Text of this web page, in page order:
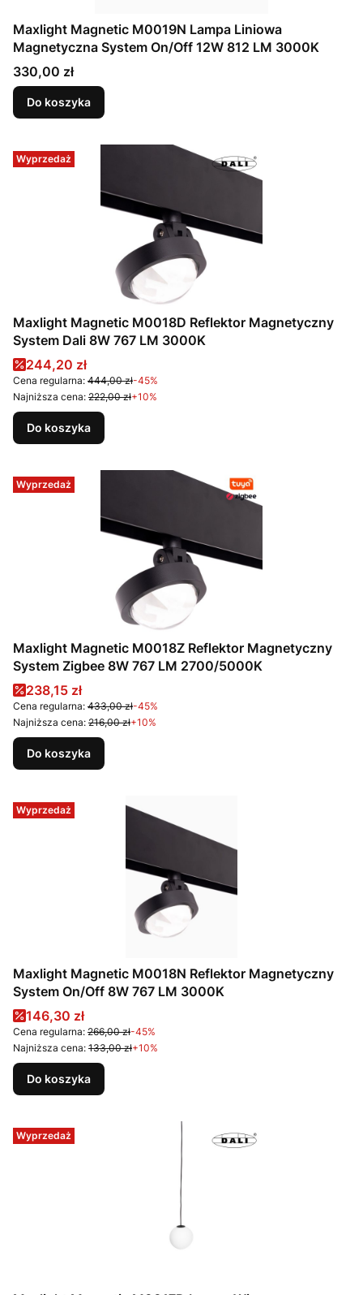
Maxlight Magnetic M0019N Lampa Liniowa
Magnetyczna System On/Off 12W 812 LM 3000K
Cena
330,00 zł
Do koszyka
Wyprzedaż
Maxlight Magnetic M0018D Reflektor Magnetyczny
System Dali 8W 767 LM 3000K
Cena promocyjna
244,20 zł
Cena regularna: 444,00 zł-45%
Najniższa cena: 222,00 zł+10%
Do koszyka
Wyprzedaż
Maxlight Magnetic M0018Z Reflektor Magnetyczny
System Zigbee 8W 767 LM 2700/5000K
Cena promocyjna
238,15 zł
Cena regularna: 433,00 zł-45%
Najniższa cena: 216,00 zł+10%
Do koszyka
Wyprzedaż
Maxlight Magnetic M0018N Reflektor Magnetyczny
System On/Off 8W 767 LM 3000K
Cena promocyjna
146,30 zł
Cena regularna: 266,00 zł-45%
Najniższa cena: 133,00 zł+10%
Do koszyka
Wyprzedaż